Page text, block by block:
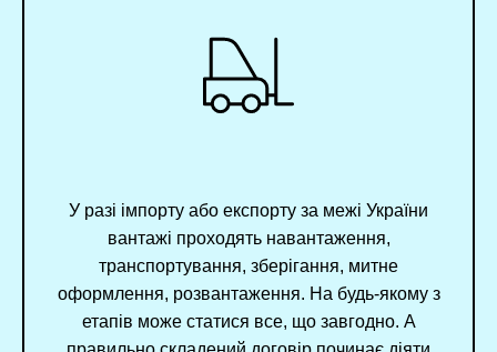
У разі імпорту або експорту за межі України
вантажі проходять навантаження,
транспортування, зберігання, митне
оформлення, розвантаження. На будь-якому з
етапів може статися все, що завгодно. А